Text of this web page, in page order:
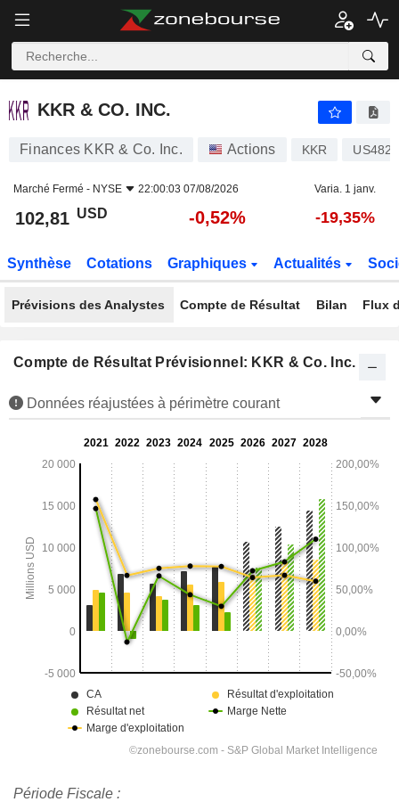
KKR & CO. INC.
KKR & CO. INC.
Finances KKR & Co. Inc. Actions KKR
Marché Fermé - NYSE 22:00:03 07/08/2026 Varia. 1 janv.
102,81 USD -0,52% -19,35%
Synthèse Cotations Graphiques Actualités
Prévisions des Analystes Compte de Résultat Bilan Flux
Compte de Résultat Prévisionnel: KKR & Co. Inc.
Données réajustées à périmètre courant
Période Fiscale :